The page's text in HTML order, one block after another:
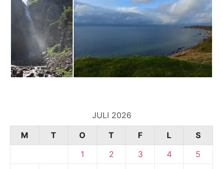
JULI 2026
M
T O T F L
S
1
2 3 4
5